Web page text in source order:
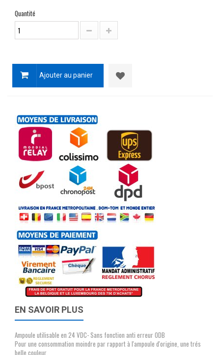
Quantité
Ajouter au panier
EN SAVOIR PLUS
Ampoule utilisable en 24 VDC- Sans fonction anti erreur ODB
Pour une consommation moindre par rapport à l'ampoule d'origine, une trés
belle couleur,